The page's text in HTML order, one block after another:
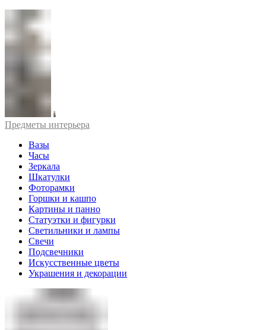
Предметы интерьера
Вазы
Часы
Зеркала
Шкатулки
Фоторамки
Горшки и кашпо
Картины и панно
Статуэтки и фигурки
Светильники и лампы
Свечи
Подсвечники
Искусственные цветы
Украшения и декорации